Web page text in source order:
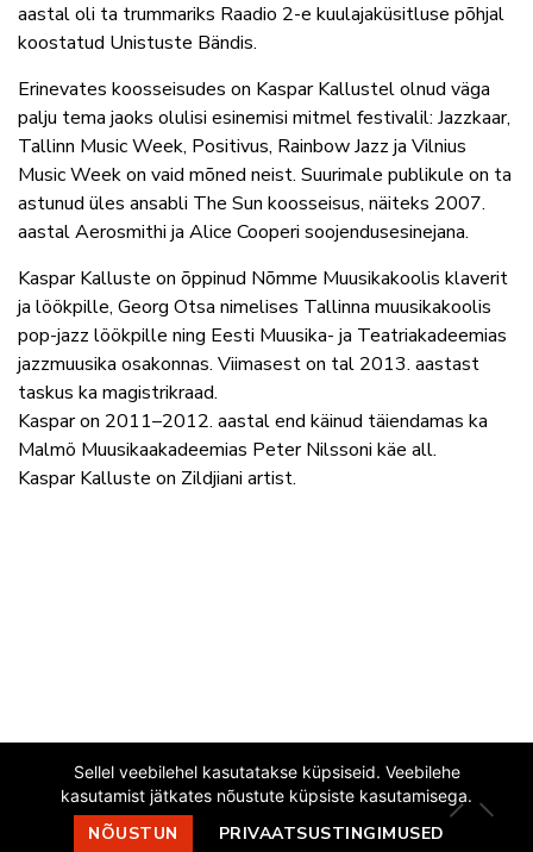
aastal oli ta trummariks Raadio 2-e kuulajaküsitluse põhjal
koostatud Unistuste Bändis.
Erinevates koosseisudes on Kaspar Kallustel olnud väga
palju tema jaoks olulisi esinemisi mitmel festivalil: Jazzkaar,
Tallinn Music Week, Positivus, Rainbow Jazz ja Vilnius
Music Week on vaid mõned neist. Suurimale publikule on ta
astunud üles ansabli The Sun koosseisus, näiteks 2007.
aastal Aerosmithi ja Alice Cooperi soojendusesinejana.
Kaspar Kalluste on õppinud Nõmme Muusikakoolis klaverit
ja löökpille, Georg Otsa nimelises Tallinna muusikakoolis
pop-jazz löökpille ning Eesti Muusika- ja Teatriakadeemias
jazzmuusika osakonnas. Viimasest on tal 2013. aastast
taskus ka magistrikraad.
Kaspar on 2011–2012. aastal end käinud täiendamas ka
Malmö Muusikaakadeemias Peter Nilssoni käe all.
Kaspar Kalluste on Zildjiani artist.
EESTI JAZZLIIT
Sellel veebilehel kasutatakse küpsiseid. Veebilehe
kasutamist jätkates nõustute küpsiste kasutamisega.
NÕUSTUN PRIVAATSUSTINGIMUSED